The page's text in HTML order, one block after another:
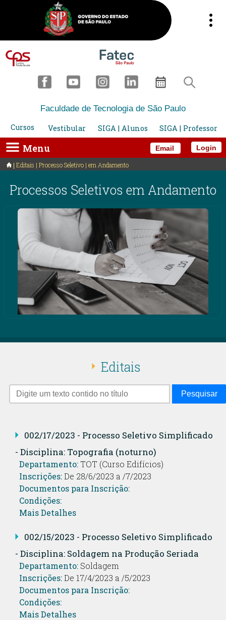
Email
Faculdade de Tecnologia de São Paulo
Cursos
Vestibular SIGA | Alunos SIGA | Professor
Menu Login
Editais | Processo Seletivo | em Andamento
Processos Seletivos em Andamento
Editais
Pesquisar
002/17/2023 - Processo Seletivo Simplificado
- Disciplina: Topografia (noturno)
Departamento: TOT (Curso Edifícios)
Inscrições:De 28/6/2023 a /7/2023
Documentos para Inscrição:
Condições:
Mais Detalhes
002/15/2023 - Processo Seletivo Simplificado
- Disciplina: Soldagem na Produção Seriada
Departamento: Soldagem
Inscrições:De 17/4/2023 a /5/2023
Documentos para Inscrição:
Condições:
Mais Detalhes